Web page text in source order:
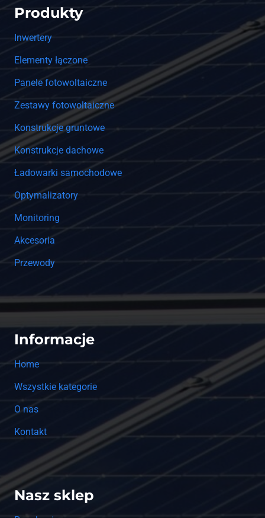
Produkty
Inwertery
Elementy łączone
Panele fotowoltaiczne
Zestawy fotowoltaiczne
Konstrukcje gruntowe
Konstrukcje dachowe
Ładowarki samochodowe
Optymalizatory
Monitoring
Akcesoria
Przewody
Informacje
Home
Wszystkie kategorie
O nas
Kontakt
Nasz sklep